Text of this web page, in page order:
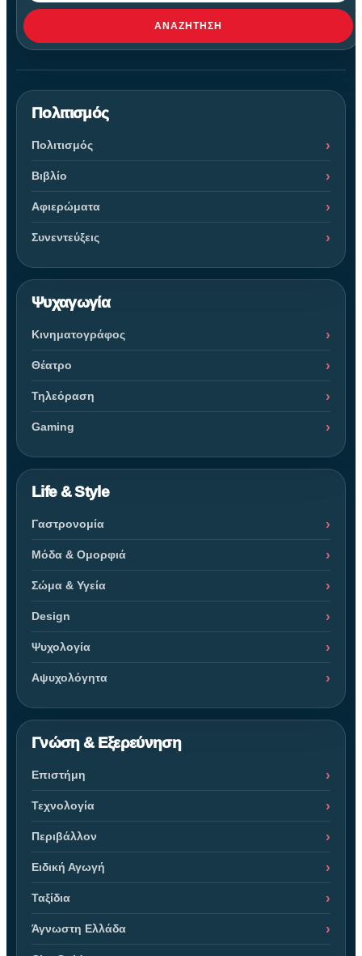
ΑΝΑΖΉΤΗΣΗ
Πολιτισμός
Πολιτισμός
Βιβλίο
Αφιερώματα
Συνεντεύξεις
Ψυχαγωγία
Κινηματογράφος
Θέατρο
Τηλεόραση
Gaming
Life & Style
Γαστρονομία
Μόδα & Ομορφιά
Σώμα & Υγεία
Design
Ψυχολογία
Αψυχολόγητα
Γνώση & Εξερεύνηση
Επιστήμη
Τεχνολογία
Περιβάλλον
Ειδική Αγωγή
Ταξίδια
Άγνωστη Ελλάδα